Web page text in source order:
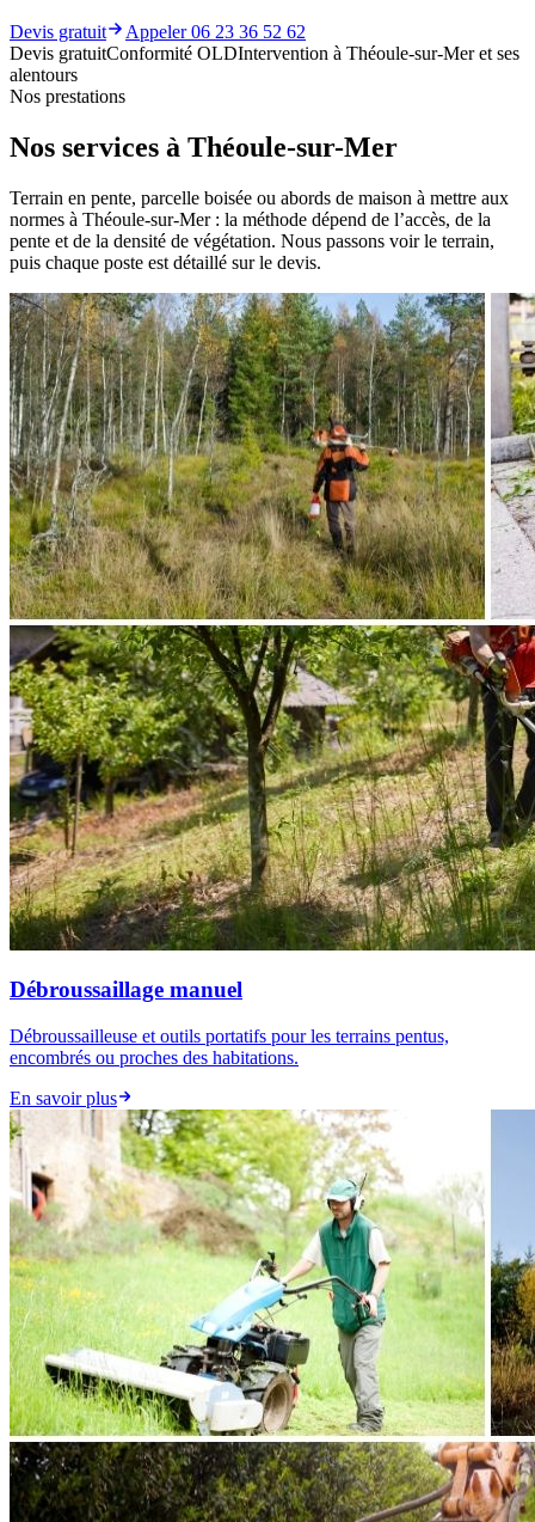
Devis gratuit
Appeler 06 23 36 52 62
Devis gratuitConformité OLDIntervention à Théoule-sur-Mer et ses
alentours
Nos prestations
Nos services à Théoule-sur-Mer
Terrain en pente, parcelle boisée ou abords de maison à mettre aux
normes à Théoule-sur-Mer : la méthode dépend de l’accès, de la
pente et de la densité de végétation. Nous passons voir le terrain,
puis chaque poste est détaillé sur le devis.
Débroussaillage manuel
Débroussailleuse et outils portatifs pour les terrains pentus,
encombrés ou proches des habitations.
En savoir plus